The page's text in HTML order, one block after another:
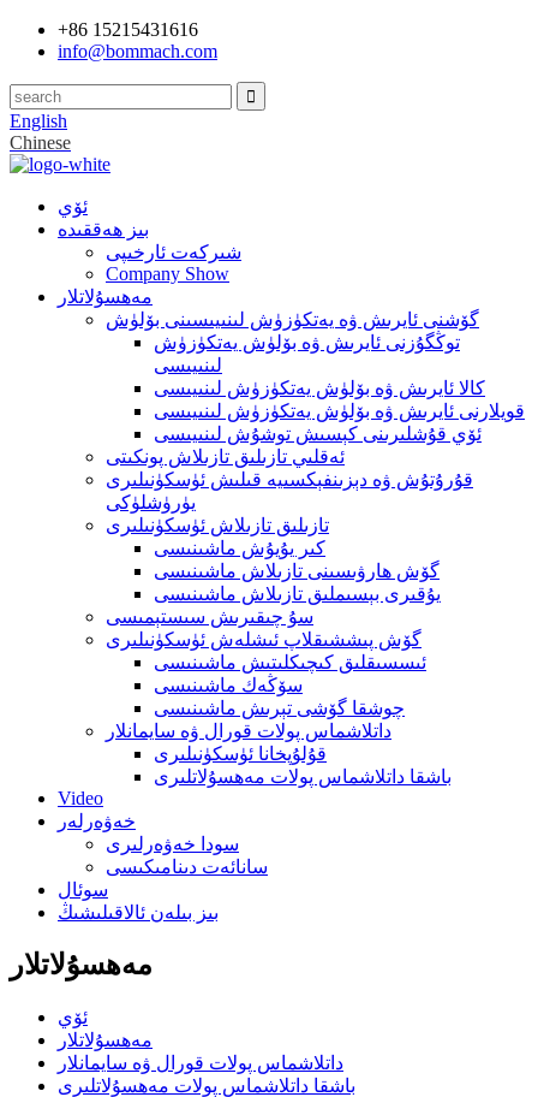
+86 15215431616
info@bommach.com
English
Chinese
ئۆي
بىز ھەققىدە
شىركەت ئارخىپى
Company Show
مەھسۇلاتلار
گۆشنى ئايرىش ۋە يەتكۈزۈش لىنىيىسىنى بۆلۈش
توڭگۇزنى ئايرىش ۋە بۆلۈش يەتكۈزۈش
لىنىيىسى
كالا ئايرىش ۋە بۆلۈش يەتكۈزۈش لىنىيىسى
قويلارنى ئايرىش ۋە بۆلۈش يەتكۈزۈش لىنىيىسى
ئۆي قۇشلىرىنى كېسىش توشۇش لىنىيىسى
ئەقلىي تازىلىق تازىلاش پونكىتى
قۇرۇتۇش ۋە دېزىنفېكسىيە قىلىش ئۈسكۈنىلىرى
يۈرۈشلۈكى
تازىلىق تازىلاش ئۈسكۈنىلىرى
كىر يۇيۇش ماشىنىسى
گۆش ھارۋىسىنى تازىلاش ماشىنىسى
يۇقىرى بېسىملىق تازىلاش ماشىنىسى
سۇ چىقىرىش سىستېمىسى
گۆش پىششىقلاپ ئىشلەش ئۈسكۈنىلىرى
ئىسسىقلىق كىچىكلىتىش ماشىنىسى
سۆڭەك ماشىنىسى
چوشقا گۆشى تېرىش ماشىنىسى
داتلاشماس پولات قورال ۋە سايمانلار
قۇلۇپخانا ئۈسكۈنىلىرى
باشقا داتلاشماس پولات مەھسۇلاتلىرى
Video
خەۋەرلەر
سودا خەۋەرلىرى
سانائەت دىنامىكىسى
سوئال
بىز بىلەن ئالاقىلىشىڭ
مەھسۇلاتلار
ئۆي
مەھسۇلاتلار
داتلاشماس پولات قورال ۋە سايمانلار
باشقا داتلاشماس پولات مەھسۇلاتلىرى